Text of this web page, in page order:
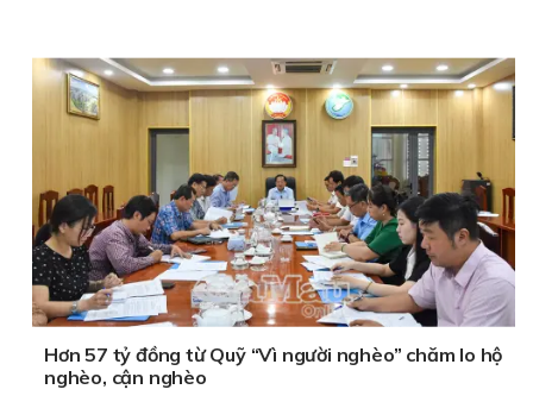
Hơn 57 tỷ đồng từ Quỹ “Vì người nghèo” chăm lo hộ
nghèo, cận nghèo